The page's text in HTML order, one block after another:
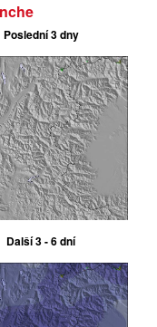
Poslední 3 dny
Další 3 - 6 dní